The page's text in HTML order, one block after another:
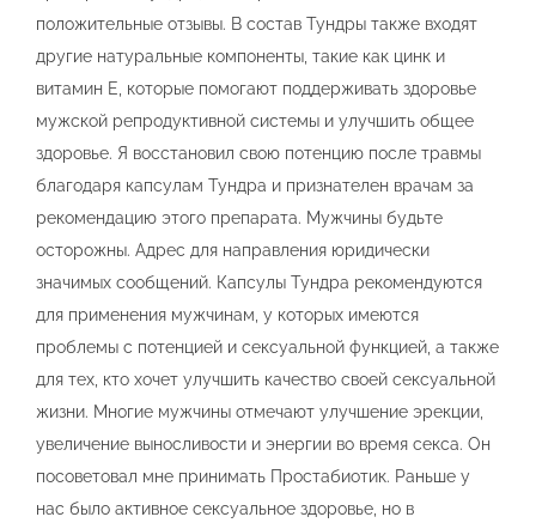
положительные отзывы. В состав Тундры также входят
другие натуральные компоненты, такие как цинк и
витамин Е, которые помогают поддерживать здоровье
мужской репродуктивной системы и улучшить общее
здоровье. Я восстановил свою потенцию после травмы
благодаря капсулам Тундра и признателен врачам за
рекомендацию этого препарата. Мужчины будьте
осторожны. Адрес для направления юридически
значимых сообщений. Капсулы Тундра рекомендуются
для применения мужчинам, у которых имеются
проблемы с потенцией и сексуальной функцией, а также
для тех, кто хочет улучшить качество своей сексуальной
жизни. Многие мужчины отмечают улучшение эрекции,
увеличение выносливости и энергии во время секса. Он
посоветовал мне принимать Простабиотик. Раньше у
нас было активное сексуальное здоровье, но в